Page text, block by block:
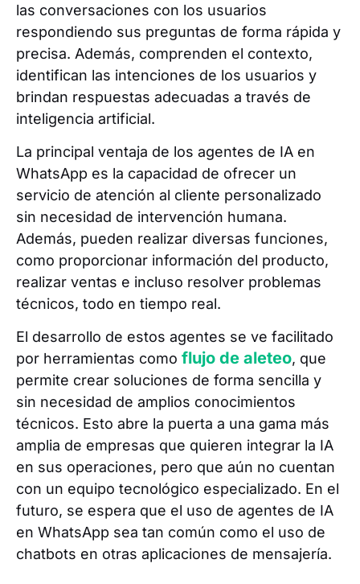
las conversaciones con los usuarios
respondiendo sus preguntas de forma rápida y
precisa. Además, comprenden el contexto,
identifican las intenciones de los usuarios y
brindan respuestas adecuadas a través de
inteligencia artificial.
La principal ventaja de los agentes de IA en
WhatsApp es la capacidad de ofrecer un
servicio de atención al cliente personalizado
sin necesidad de intervención humana.
Además, pueden realizar diversas funciones,
como proporcionar información del producto,
realizar ventas e incluso resolver problemas
técnicos, todo en tiempo real.
El desarrollo de estos agentes se ve facilitado
por herramientas como flujo de aleteo, que
permite crear soluciones de forma sencilla y
sin necesidad de amplios conocimientos
técnicos. Esto abre la puerta a una gama más
amplia de empresas que quieren integrar la IA
en sus operaciones, pero que aún no cuentan
con un equipo tecnológico especializado. En el
futuro, se espera que el uso de agentes de IA
en WhatsApp sea tan común como el uso de
chatbots en otras aplicaciones de mensajería.